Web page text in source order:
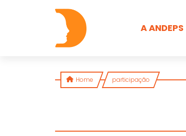
Skip to content
A ANDEPS
Home participação